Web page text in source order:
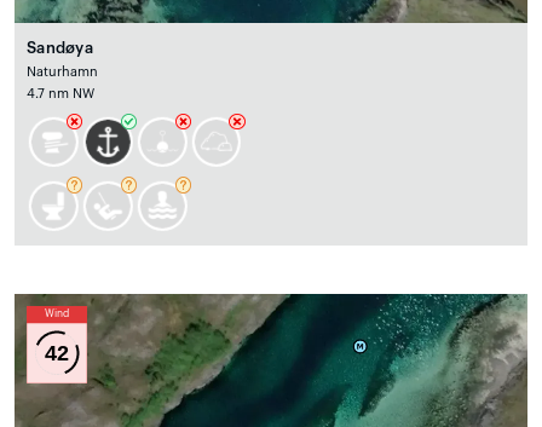
Sandøya
Naturhamn
4.7 nm NW
Wind
42